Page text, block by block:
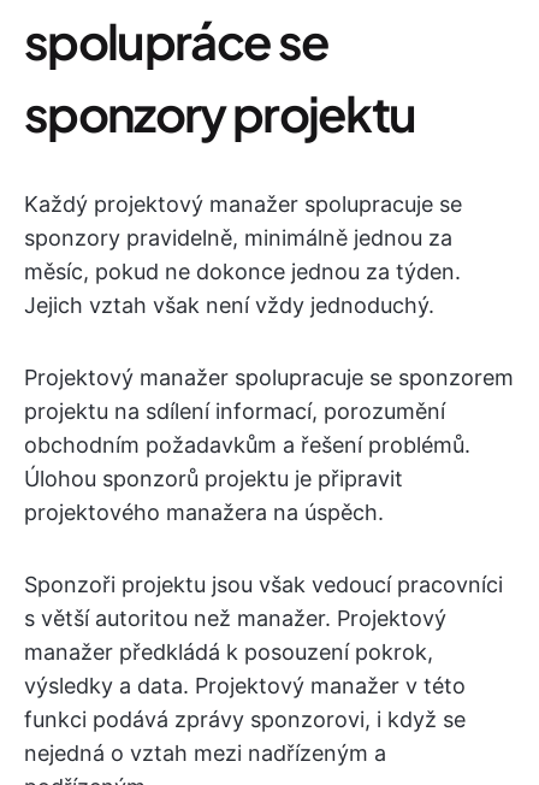
spolupráce se
sponzory projektu
Každý projektový manažer spolupracuje se
sponzory pravidelně, minimálně jednou za
měsíc, pokud ne dokonce jednou za týden.
Jejich vztah však není vždy jednoduchý.
Projektový manažer spolupracuje se sponzorem
projektu na sdílení informací, porozumění
obchodním požadavkům a řešení problémů.
Úlohou sponzorů projektu je připravit
projektového manažera na úspěch.
Sponzoři projektu jsou však vedoucí pracovníci
s větší autoritou než manažer. Projektový
manažer předkládá k posouzení pokrok,
výsledky a data. Projektový manažer v této
funkci podává zprávy sponzorovi, i když se
nejedná o vztah mezi nadřízeným a